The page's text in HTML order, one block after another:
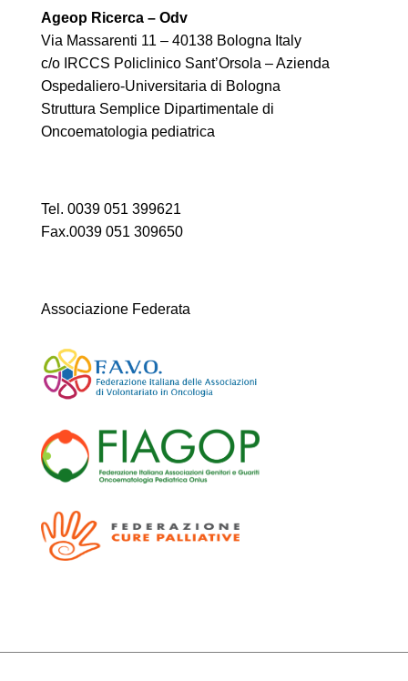
Ageop Ricerca – Odv
Via Massarenti 11 – 40138 Bologna Italy
c/o IRCCS Policlinico Sant’Orsola – Azienda
Ospedaliero-Universitaria di Bologna
Struttura Semplice Dipartimentale di
Oncoematologia pediatrica
Tel. 0039 051 399621
Fax.0039 051 309650
Associazione Federata